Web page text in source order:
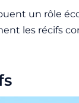
un rôle
les récifs